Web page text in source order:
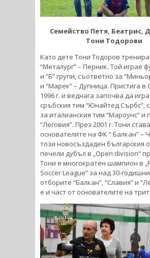
Семейство Петя, Беатрис,
Тони Тодорови
Като дете Тони Тодоров
“Металург” – Перник. Той играе
и “Б” групи, съответно за
и “Марек” – Дупница. Пристига
1996 г. и веднага започва да
сръбския тим “Юнайтед Сърбс”,
за италианския тим “Мароунс” и
“Леговия”. През 2001 г. Тони
основателите на ФК “ Балкан” –
този новосъздаден българския
печели дубъл в „Open division“
Тони е многократен шампион в
Soccer League“ за над 30-
отборите “Балкан”, “Славия” и
е и част от основателите на